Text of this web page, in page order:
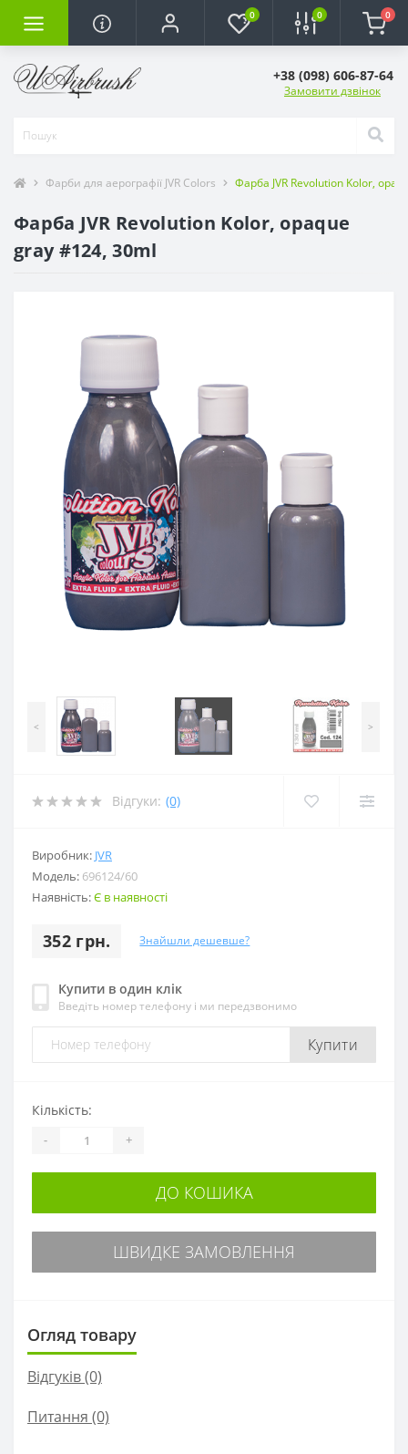
0 0 0
+38 (098) 606-87-64
Замовити дзвінок
Фарби для аерографії JVR Colors Фарба JVR Revolution Kolor,
Фарба JVR Revolution Kolor, opaque
gray #124, 30ml
< >
Відгуки: (0)
Виробник: JVR
Модель: 696124/60
Наявність:Є в наявності
352 грн. Знайшли дешевше?
Купити в один клік
Введіть номер телефону і ми передзвонимо
Купити
Кількість:
- +
ДО КОШИКА
ШВИДКЕ ЗАМОВЛЕННЯ
Огляд товару
Відгуків (0)
Питання (0)